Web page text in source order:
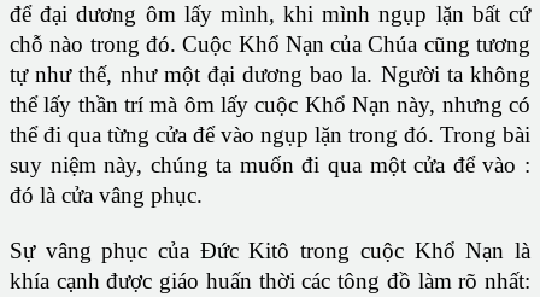
để đại dương ôm lấy mình, khi mình ngụp lặn bất cứ
chỗ nào trong đó. Cuộc Khổ Nạn của Chúa cũng tương
tự như thế, như một đại dương bao la. Người ta không
thể lấy thần trí mà ôm lấy cuộc Khổ Nạn này, nhưng có
thể đi qua từng cửa để vào ngụp lặn trong đó. Trong bài
suy niệm này, chúng ta muốn đi qua một cửa để vào :
đó là cửa vâng phục.
Sự vâng phục của Đức Kitô trong cuộc Khổ Nạn là
khía cạnh được giáo huấn thời các tông đồ làm rõ nhất: